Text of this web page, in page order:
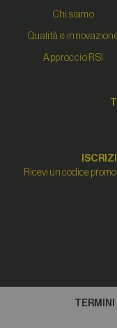
Chi siamo
Qualità e
Approccio RSI
Ricevi un codice
TERMINI